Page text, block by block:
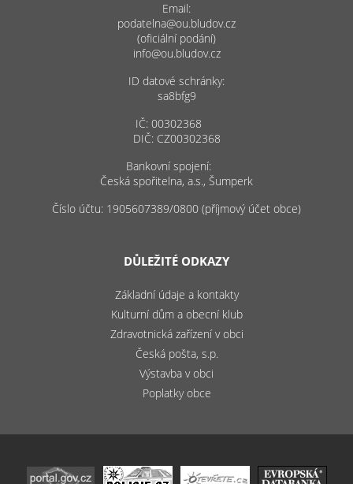
Email:
podatelna@ou.bludov.cz
(oficiální podání)
info@ou.bludov.cz
ID datové schránky:
sa8bfg9
IČ: 00302368
DIČ: CZ00302368
Bankovní spojení:
Česká spořitelna, a.s., Šumperk
Číslo účtu: 1905607389/0800 (příjmový účet obce)
DŮLEŽITÉ ODKAZY
Základní údaje a kontakty
Kulturní dům a obecní klub
Zdravotnická zařízení v obci
Česká pošta, s.p.
Výstavba v obci
Poplatky obce